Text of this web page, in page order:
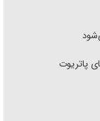
پاتریوت